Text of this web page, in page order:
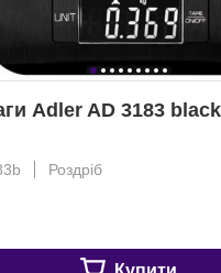
Adler AD 3183
Роздріб